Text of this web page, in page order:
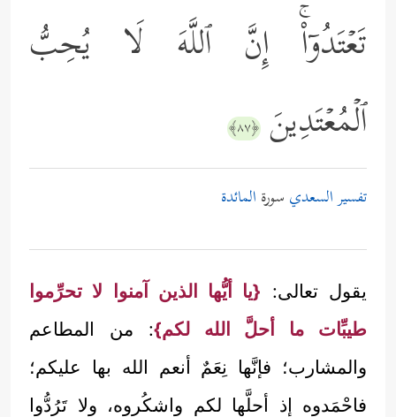
تَعۡتَدُوۤاْۚ إِنَّ ٱللَّهَ لَا یُحِبُّ
ٱلۡمُعۡتَدِینَ ﴿٨٧﴾
تفسير السعدي سورة المائدة
يقول تعالى: {يا أيُّها الذين آمنوا لا تحرِّموا
طيبِّات ما أحلَّ الله لكم}: من المطاعم
والمشارب؛ فإنَّها نِعَمٌ أنعم الله بها عليكم؛
فاحْمَدوه إذ أحلَّها لكم واشكُروه، ولا تَرُدُّوا